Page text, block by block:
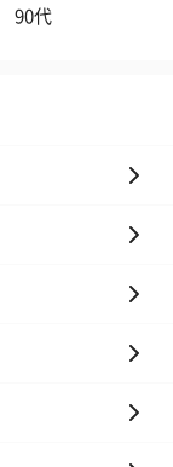
花束ハンドタ
90代